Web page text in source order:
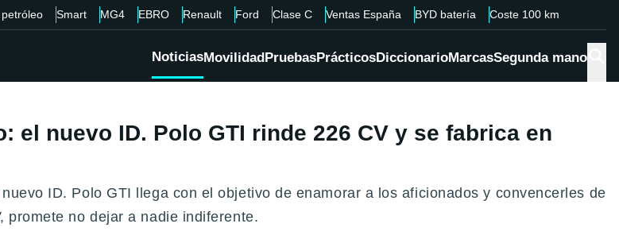
Smart MG4 EBRO Renault Ford Clase C Ventas España BYD batería Coste 100 km
NoticiasMovilidadPruebasPrácticosDiccionarioMarcasSegunda mano
el nuevo ID. Polo GTI rinde 226 CV y se fabrica en
ID. Polo GTI llega con el objetivo de enamorar a los aficionados y convencerles de
promete no dejar a nadie indiferente.